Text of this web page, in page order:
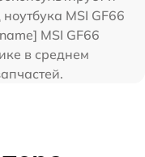
MSI GF66
MSI GF66
в среднем